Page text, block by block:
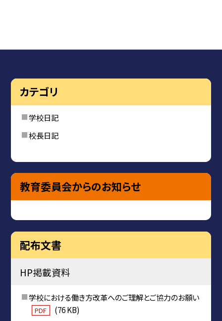
カテゴリ
学校日記
校長日記
教育委員会からのお知らせ
配布文書
HP掲載資料
学校における働き方改革へのご理解とご協力のお願い
PDF (76 KB)